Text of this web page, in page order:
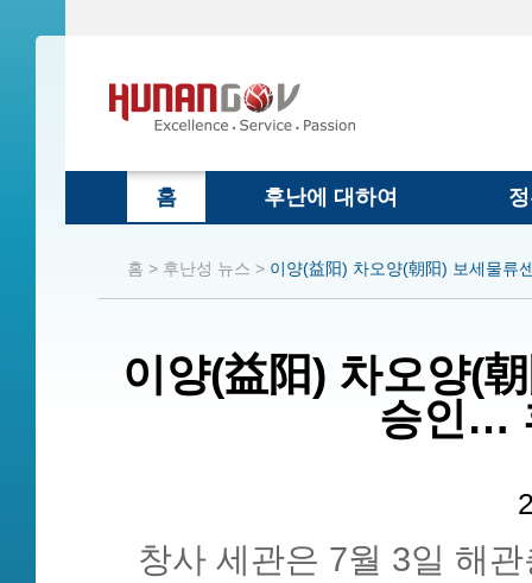
홈 후난에 대하여
홈 > 후난성 뉴스 > 이양(益阳) 차오양(朝阳) 보세물류
이양(益阳) 차오양(
승인…
창사 세관은 7월 3일 해